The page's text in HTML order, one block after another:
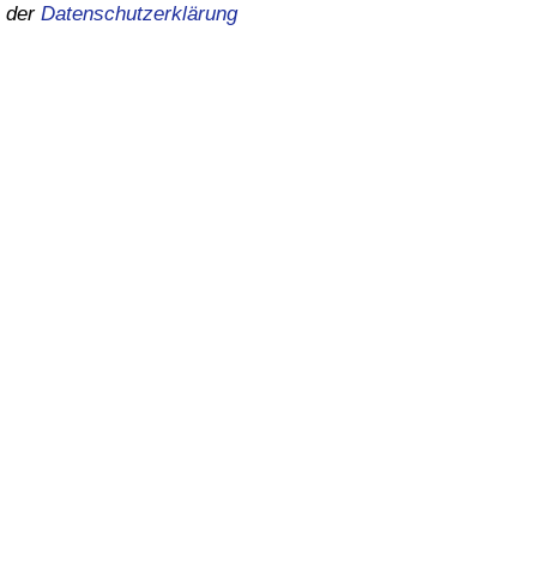
der Datenschutzerklärung
Kriminalitätsindex nach Land